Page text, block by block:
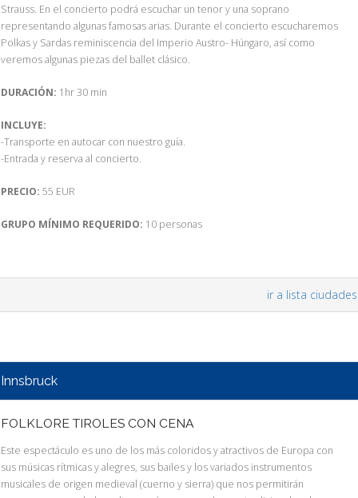
Strauss. En el concierto podrá escuchar un tenor y una soprano
representando algunas famosas arias. Durante el concierto escucharemos
Polkas y Sardas reminiscencia del Imperio Austro- Húngaro, así como
veremos algunas piezas del ballet clásico.
DURACIÓN: 1hr 30 min
INCLUYE:
-Transporte en autocar con nuestro guía.
-Entrada y reserva al concierto.
PRECIO: 55 EUR
GRUPO MÍNIMO REQUERIDO: 10 personas
ir a lista ciudades
Innsbruck
FOLKLORE TIROLES CON CENA
Este espectáculo es uno de los más coloridos y atractivos de Europa con
sus músicas rítmicas y alegres, sus bailes y los variados instrumentos
musicales de origen medieval (cuerno y sierra) que nos permitirán